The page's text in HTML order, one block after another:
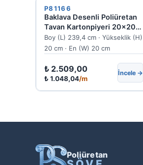
P81166
Baklava Desenli Poliüretan
Tavan Kartonpiyeri 20x20
cm
Boy (L) 239,4 cm · Yükseklik (H)
20 cm · En (W) 20 cm
₺ 2.509,00
₺ 1.048,04/m
İncele →
Poliüretan